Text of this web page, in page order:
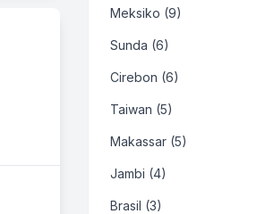
Meksiko (9)
Sunda (6)
Cirebon (6)
Taiwan (5)
Makassar (5)
Jambi (4)
Brasil (3)